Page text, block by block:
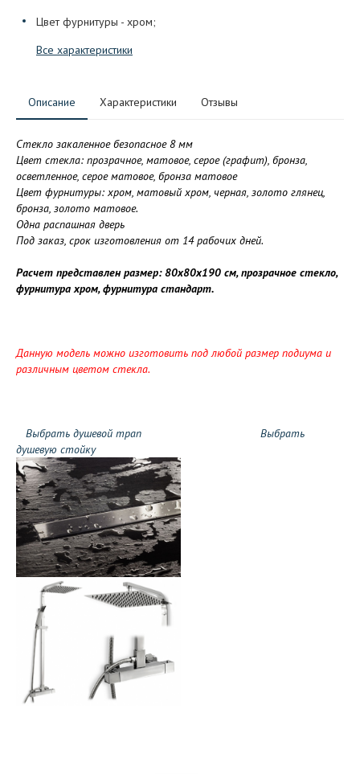
Цвет фурнитуры - хром;
Все характеристики
Описание Характеристики Отзывы
Стекло закаленное безопасное 8 мм
Цвет стекла: прозрачное, матовое, серое (графит), бронза,
осветленное, серое матовое, бронза матовое
Цвет фурнитуры: хром, матовый хром, черная, золото глянец,
бронза, золото матовое.
Одна распашная дверь
Под заказ, срок изготовления от 14 рабочих дней.
Расчет представлен размер: 80х80х190 см, прозрачное стекло,
фурнитура хром, фурнитура стандарт.
Данную модель можно изготовить под любой размер подиума и
различным цветом стекла.
Выбрать душевой трап
Выбрать
душевую стойку